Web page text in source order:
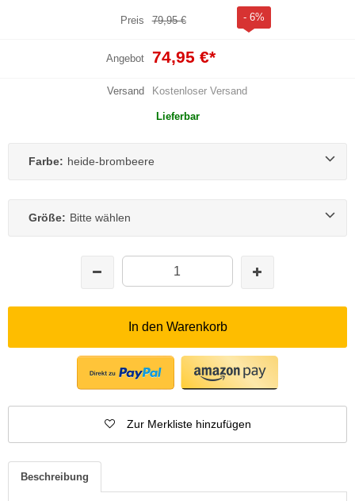
Preis 79,95 € - 6%
Angebot 74,95 €*
Versand Kostenloser Versand
Lieferbar
Farbe: heide-brombeere
Größe: Bitte wählen
In den Warenkorb
Zur Merkliste hinzufügen
Beschreibung